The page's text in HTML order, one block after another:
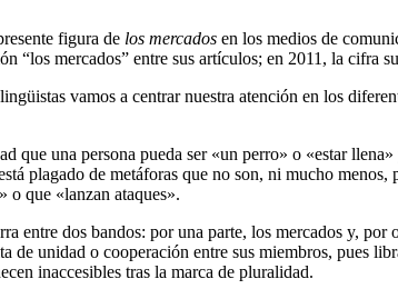
figura de los mercados en los medios de
“los mercados” entre sus artículos; en 2011, la cifra
vamos a centrar nuestra atención en los
que una persona pueda ser «un perro» o «estar
plagado de metáforas que no son, ni mucho
o que «lanzan ataques».
entre dos bandos: por una parte, los mercados y, por
unidad o cooperación entre sus miembros, pues
inaccesibles tras la marca de pluralidad.